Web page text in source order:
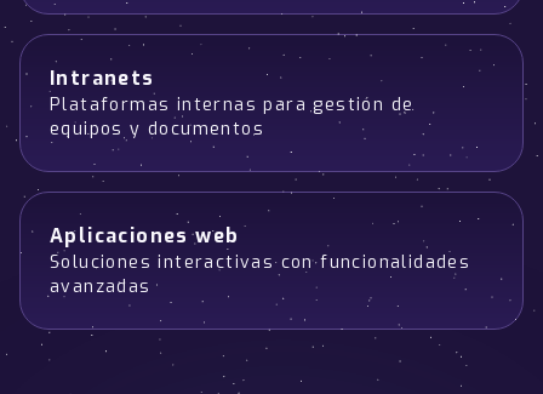
Intranets
Plataformas internas para gestión de
equipos y documentos
Aplicaciones web
Soluciones interactivas con funcionalidades
avanzadas